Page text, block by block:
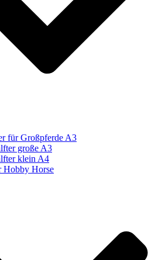
für Großpferde A3
große A3
klein A4
Hobby Horse